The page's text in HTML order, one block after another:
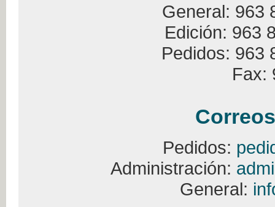
General: 963
Edición: 963
Pedidos: 963
Fax:
Pedidos:
Administración:
General: